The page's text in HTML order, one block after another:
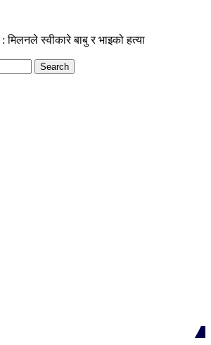
मिलनले स्वीकारे बाबु र भाइको हत्या